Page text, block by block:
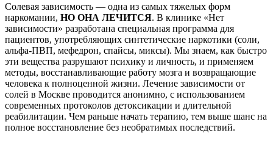
Солевая зависимость — одна из самых тяжелых форм
наркомании, НО ОНА ЛЕЧИТСЯ. В клинике «Нет
зависимости» разработана специальная программа для
пациентов, употребляющих синтетические наркотики (соли,
альфа-ПВП, мефедрон, спайсы, миксы). Мы знаем, как быстро
эти вещества разрушают психику и личность, и применяем
методы, восстанавливающие работу мозга и возвращающие
человека к полноценной жизни. Лечение зависимости от
солей в Москве проводится анонимно, с использованием
современных протоколов детоксикации и длительной
реабилитации. Чем раньше начать терапию, тем выше шанс на
полное восстановление без необратимых последствий.